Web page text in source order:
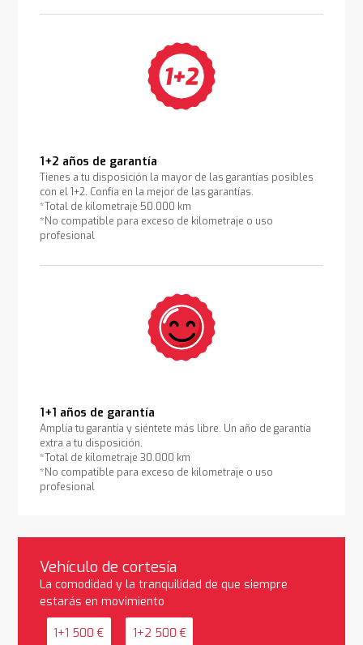
1+2 años de garantía
Tienes a tu disposición la mayor de las garantías posibles
con el 1+2. Confía en la mejor de las garantías.
*Total de kilometraje 50.000 km
*No compatible para exceso de kilometraje o uso
profesional
1+1 años de garantía
Amplía tu garantía y siéntete más libre. Un año de garantía
extra a tu disposición.
*Total de kilometraje 30.000 km
*No compatible para exceso de kilometraje o uso
profesional
Vehículo de cortesía
La comodidad y la tranquilidad de que siempre
estarás en movimiento
1+1 500 € 1+2 500 €